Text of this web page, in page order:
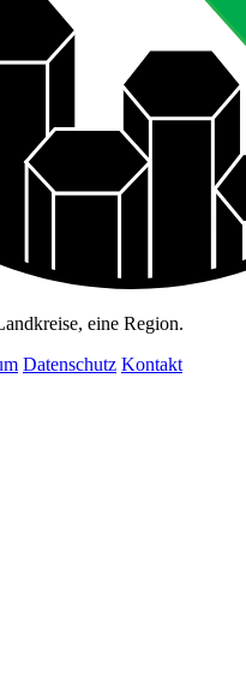
eine Region.
Datenschutz Kontakt